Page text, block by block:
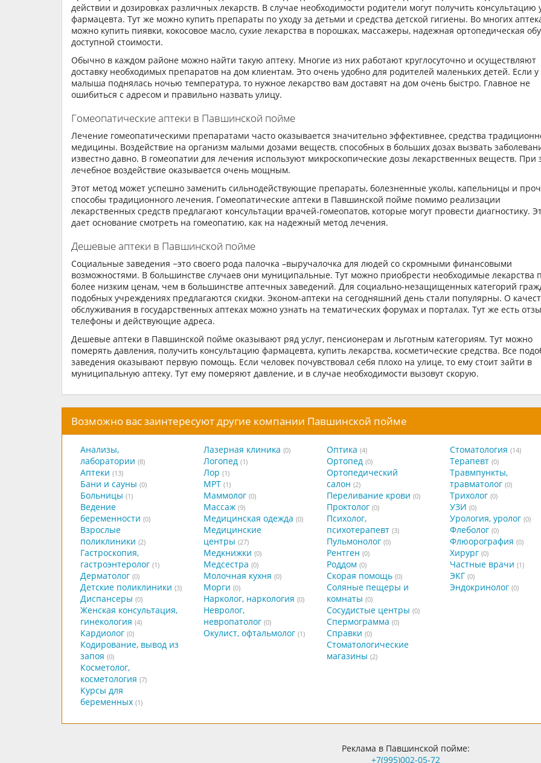
действии и дозировках различных лекарств. В случае необходимости родители могут получить консультацию
фармацевта. Тут же можно купить препараты по уходу за детьми и средства детской гигиены. Во многих
можно купить пиявки, кокосовое масло, сухие лекарства в порошках, массажеры, надежная ортопедическая
доступной стоимости.
Обычно в каждом районе можно найти такую аптеку. Многие из них работают круглосуточно и осуществляют
доставку необходимых препаратов на дом клиентам. Это очень удобно для родителей маленьких детей. Если у
малыша поднялась ночью температура, то нужное лекарство вам доставят на дом очень быстро. Главное не
ошибиться с адресом и правильно назвать улицу.
Гомеопатические аптеки в Павшинской пойме
Лечение гомеопатическими препаратами часто оказывается значительно эффективнее, средства
медицины. Воздействие на организм малыми дозами веществ, способных в больших дозах вызвать
известно давно. В гомеопатии для лечения используют микроскопические дозы лекарственных веществ. При
лечебное воздействие оказывается очень мощным.
Этот метод может успешно заменить сильнодействующие препараты, болезненные уколы, капельницы и
способы традиционного лечения. Гомеопатические аптеки в Павшинской пойме помимо реализации
лекарственных средств предлагают консультации врачей-гомеопатов, которые могут провести диагностику.
дает основание смотреть на гомеопатию, как на надежный метод лечения.
Дешевые аптеки в Павшинской пойме
Социальные заведения −это своего рода палочка –выручалочка для людей со скромными финансовыми
возможностями. В большинстве случаев они муниципальные. Тут можно приобрести необходимые лекарства
более низким ценам, чем в большинстве аптечных заведений. Для социально-незащищенных категорий
подобных учреждениях предлагаются скидки. Эконом-аптеки на сегодняшний день стали популярны. О
обслуживания в государственных аптеках можно узнать на тематических форумах и порталах. Тут же есть
телефоны и действующие адреса.
Дешевые аптеки в Павшинской пойме оказывают ряд услуг, пенсионерам и льготным категориям. Тут можно
померять давления, получить консультацию фармацевта, купить лекарства, косметические средства. Все
заведения оказывают первую помощь. Если человек почувствовал себя плохо на улице, то ему стоит зайти в
муниципальную аптеку. Тут ему померяют давление, и в случае необходимости вызовут скорую.
Возможно вас заинтересуют другие компании Павшинской пойме
Анализы,
лаборатории (8)
Аптеки (13)
Бани и сауны (0)
Больницы (1)
Ведение
беременности (0)
Взрослые
поликлиники (2)
Гастроскопия,
гастроэнтеролог (1)
Дерматолог (0)
Детские поликлиники (3)
Диспансеры (0)
Женская консультация,
гинекология (4)
Кардиолог (0)
Кодирование, вывод из
запоя (0)
Косметолог,
косметология (7)
Курсы для
беременных (1)
Лазерная клиника (0)
Логопед (1)
Лор (1)
МРТ (1)
Маммолог (0)
Массаж (9)
Медицинская одежда (0)
Медицинские
центры (27)
Медкнижки (0)
Медсестра (0)
Молочная кухня (0)
Морги (0)
Нарколог, наркология (0)
Невролог,
невропатолог (0)
Окулист, офтальмолог (1)
Оптика (4)
Ортопед (0)
Ортопедический
салон (2)
Переливание крови (0)
Проктолог (0)
Психолог,
психотерапевт (3)
Пульмонолог (0)
Рентген (0)
Роддом (0)
Скорая помощь (0)
Соляные пещеры и
комнаты (0)
Сосудистые центры (0)
Спермограмма (0)
Справки (0)
Стоматологические
магазины (2)
Стоматология (14)
Терапевт (0)
Травмпункты,
травматолог (0)
Трихолог (0)
УЗИ (0)
Урология, уролог (0)
Флеболог (0)
Флюорография (0)
Хирург (0)
Частные врачи (1)
ЭКГ (0)
Эндокринолог (0)
Реклама в Павшинской пойме:
+7(995)002-05-72